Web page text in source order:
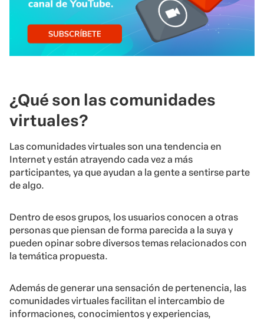
¿Qué son las comunidades
virtuales?
Las comunidades virtuales son una tendencia en
Internet y están atrayendo cada vez a más
participantes, ya que ayudan a la gente a sentirse parte
de algo.
Dentro de esos grupos, los usuarios conocen a otras
personas que piensan de forma parecida a la suya y
pueden opinar sobre diversos temas relacionados con
la temática propuesta.
Además de generar una sensación de pertenencia, las
comunidades virtuales facilitan el intercambio de
informaciones, conocimientos y experiencias,